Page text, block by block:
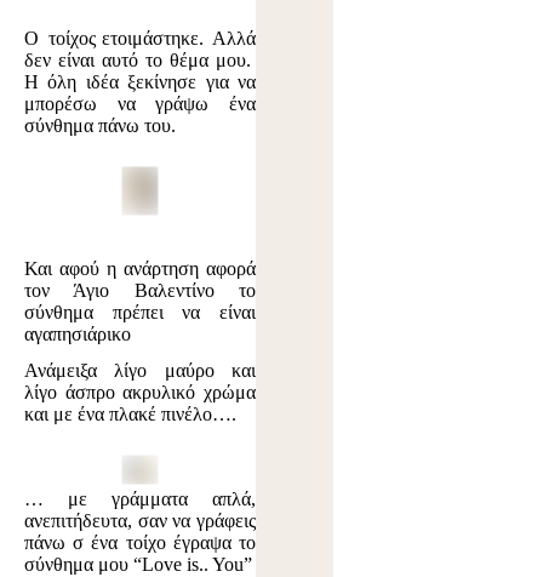
Ο τοίχος ετοιμάστηκε. Αλλά
δεν είναι αυτό το θέμα μου.
Η όλη ιδέα ξεκίνησε για να
μπορέσω να γράψω ένα
σύνθημα πάνω του.
Και αφού η ανάρτηση αφορά
τον Άγιο Βαλεντίνο το
σύνθημα πρέπει να είναι
αγαπησιάρικο
Ανάμειξα λίγο μαύρο και
λίγο άσπρο ακρυλικό χρώμα
και με ένα πλακέ πινέλο….
… με γράμματα απλά,
ανεπιτήδευτα, σαν να γράφεις
πάνω σ ένα τοίχο έγραψα το
σύνθημα μου “Love is.. You”